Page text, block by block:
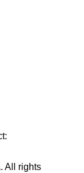
All rights